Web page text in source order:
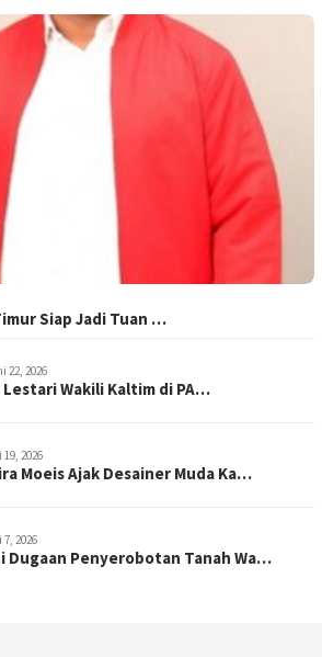
Siap Jadi Tuan …
22, 2026
Wakili Kaltim di PA…
19, 2026
Moeis Ajak Desainer Muda Ka…
7, 2026
Dugaan Penyerobotan Tanah Wa…